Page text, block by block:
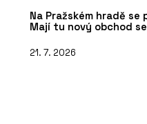
Na Pražském hradě
Mají tu nový obchod
21. 7. 2026